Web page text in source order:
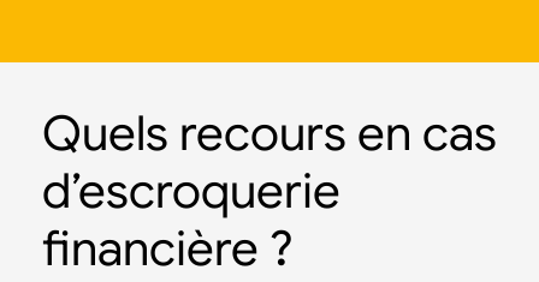
Quels recours en cas
d’escroquerie
financière ?